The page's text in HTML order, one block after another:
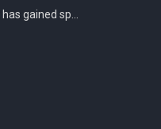
gained sp...